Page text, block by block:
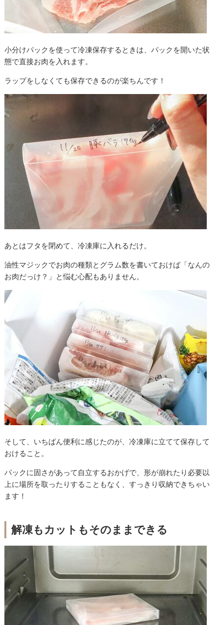
小分けパックを使って冷凍保存するときは、パックを開いた状
態で直接お肉を入れます。
ラップをしなくても保存できるのが楽ちんです！
あとはフタを閉めて、冷凍庫に入れるだけ。
油性マジックでお肉の種類とグラム数を書いておけば「なんの
お肉だっけ？」と悩む心配もありません。
そして、いちばん便利に感じたのが、冷凍庫に立てて保存して
おけること。
パックに固さがあって自立するおかげで、形が崩れたり必要以
上に場所を取ったりすることもなく、すっきり収納できちゃい
ます！
解凍もカットもそのままできる